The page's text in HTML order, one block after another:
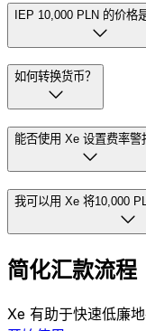
IEP 10,000 PLN 的价格
如何转换货币？
能否使用 Xe 设置费率警
我可以用 Xe 将10,000
简化汇款流程
Xe 有助于快速低廉